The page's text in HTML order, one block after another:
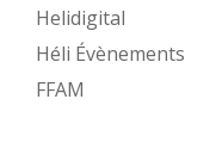
Helidigital
Héli Évènements
FFAM